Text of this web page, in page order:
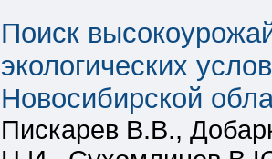
Поиск
экологических
Новосибирской
Пискарев В.В.,